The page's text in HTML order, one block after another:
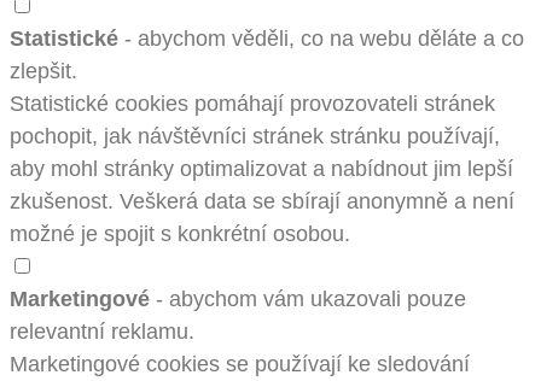
Statistické - abychom věděli, co na webu děláte a co
zlepšit.
Statistické cookies pomáhají provozovateli stránek
pochopit, jak návštěvníci stránek stránku používají,
aby mohl stránky optimalizovat a nabídnout jim lepší
zkušenost. Veškerá data se sbírají anonymně a není
možné je spojit s konkrétní osobou.
Marketingové - abychom vám ukazovali pouze
relevantní reklamu.
Marketingové cookies se používají ke sledování